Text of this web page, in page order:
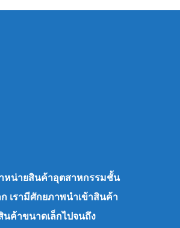
หน่ายสินค้าอุตสาหกรรมชั้น
เรามีศักยภาพนำเข้าสินค้า
ค้าขนาดเล็กไปจนถึง